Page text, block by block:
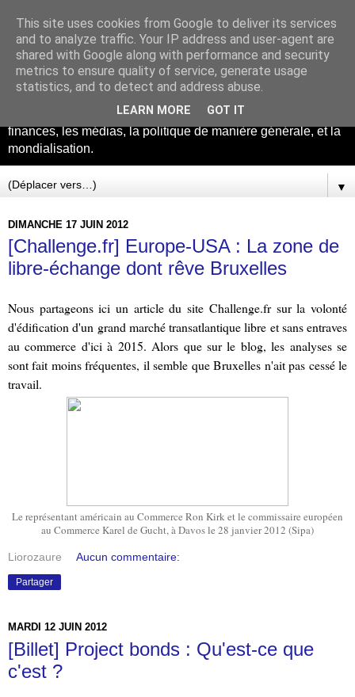
La théorie du tout
Ce blog concerne beaucoup de sujets intéressants, il sert de
bloc note, et de porte feuilles d'archives. Les sujets abordés
sont l'Union Européenne, Le Marché Transatlantique, les
finances, les médias, la politique de manière générale, et la
mondialisation.
▼
DIMANCHE 17 JUIN 2012
[Challenge.fr] Europe-USA : La zone de
libre-échange dont rêve Bruxelles
Nous partageons ici un article du site Challenge.fr sur la volonté
d'édification d'un grand marché transatlantique libre et sans entraves
au commerce d'ici à 2015. Alors que sur le blog, les analyses se
sont fait moins fréquentes, il semble que Bruxelles n'ait pas cessé le
travail.
Le représentant américain au Commerce Ron Kirk et le commissaire européen
au Commerce Karel de Gucht, à Davos le 28 janvier 2012 (Sipa)
Liorozaure Aucun commentaire:
Partager
MARDI 12 JUIN 2012
[Billet] Project bonds : Qu'est-ce que
c'est ?
This site uses cookies from Google to deliver its services
and to analyze traffic. Your IP address and user-agent are
shared with Google along with performance and security
metrics to ensure quality of service, generate usage
statistics, and to detect and address abuse.
LEARN MORE GOT IT